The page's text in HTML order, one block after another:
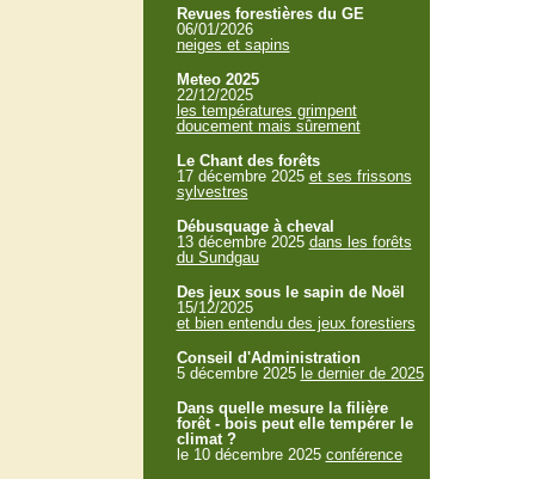
Revues forestières du GE
06/01/2026
neiges et sapins
Meteo 2025
22/12/2025
les températures grimpent
doucement mais sûrement
Le Chant des forêts
17 décembre 2025 et ses frissons
sylvestres
Débusquage à cheval
13 décembre 2025 dans les forêts
du Sundgau
Des jeux sous le sapin de Noël
15/12/2025
et bien entendu des jeux forestiers
Conseil d'Administration
5 décembre 2025 le dernier de 2025
Dans quelle mesure la filière
forêt - bois peut elle tempérer le
climat ?
le 10 décembre 2025 conférence